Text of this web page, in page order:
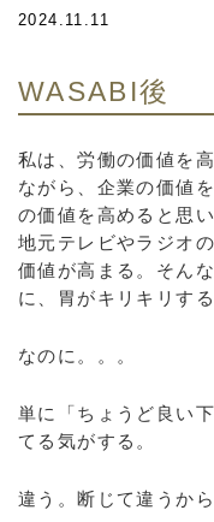
2024.11.11
WASABI後
私は、労働の価値を
ながら、企業の価値
の価値を高めると思い
地元テレビやラジオ
価値が高まる。そん
に、胃がキリキリす
なのに。。。
単に「ちょうど良い
てる気がする。
違う。断じて違うか